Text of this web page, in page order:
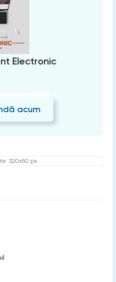
Electronic
acum
320x50 px